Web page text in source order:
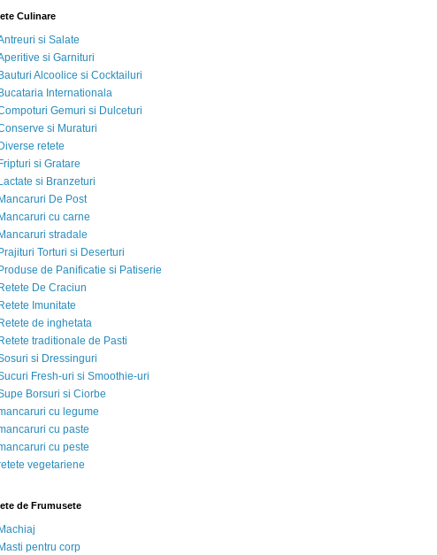
Culinare
si Salate
si Garnituri
Bauturi Alcoolice si Cocktailuri
Bucataria Internationala
Gemuri si Dulceturi
si Muraturi
Diverse retete
Fripturi si Gratare
Lactate si Branzeturi
Mancaruri De Post
Mancaruri cu carne
Mancaruri stradale
Prajituri Torturi si Deserturi
Produse de Panificatie si Patiserie
Retete De Craciun
Retete Imunitate
Retete de inghetata
Retete traditionale de Pasti
si Dressinguri
Fresh-uri si Smoothie-uri
Borsuri si Ciorbe
cu legume
cu paste
cu peste
vegetariene
de Frumusete
Machiaj
Masti pentru corp